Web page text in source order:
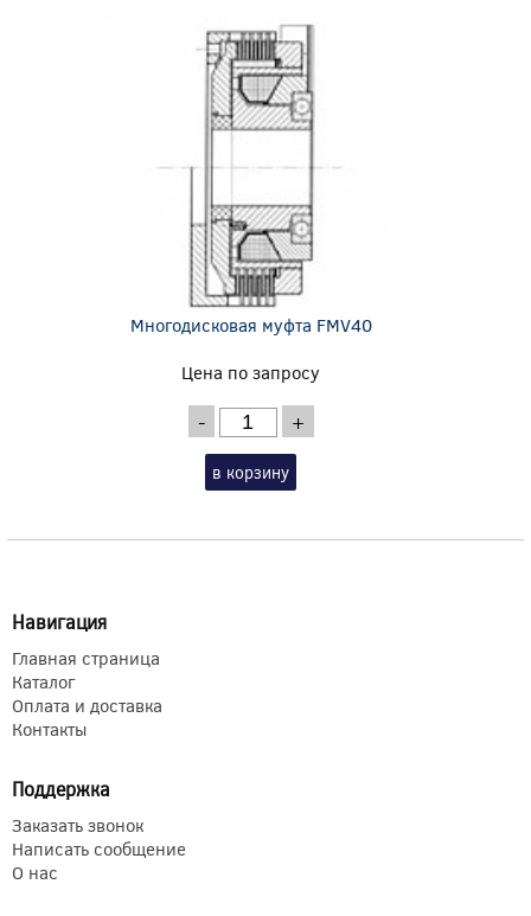
Многодисковая муфта FMV40
Цена по запросу
- +
в корзину
Навигация
Главная страница
Каталог
Оплата и доставка
Контакты
Поддержка
Заказать звонок
Написать сообщение
О нас